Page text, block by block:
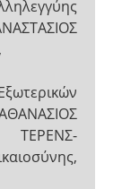
ΤΕΡΕΝΣ-